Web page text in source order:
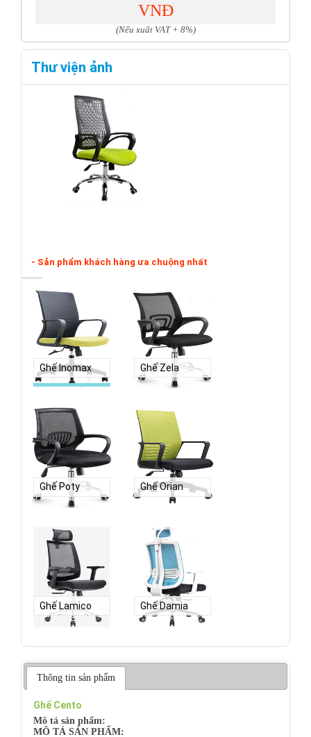
VNĐ
(Nếu xuất VAT + 8%)
Thư viện ảnh
- Sản phẩm khách hàng ưa chuộng nhất
Ghế Inomax Ghế Zela
Ghế Poty Ghế Orian
Ghế Lamico Ghế Damia
Thông tin sản phẩm
Ghế Cento
Mô tả sản phẩm:
MÔ TẢ SẢN PHẨM: